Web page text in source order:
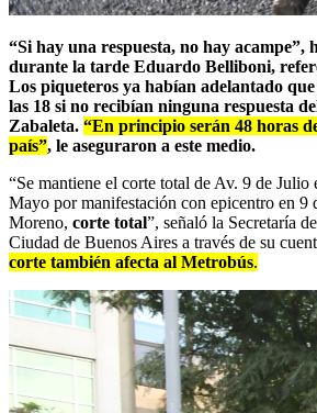
“Si hay una respuesta, no hay acampe”,
durante la tarde Eduardo Belliboni,
Los piqueteros ya habían adelantado
las 18 si no recibían ninguna respuesta
Zabaleta. “En principio serán 48 horas
país”, le aseguraron a este medio.
“Se mantiene el corte total de Av. 9 de Julio
Mayo por manifestación con epicentro en 9
Moreno, corte total”, señaló la Secretaría
Ciudad de Buenos Aires a través de su
corte también afecta al Metrobús.